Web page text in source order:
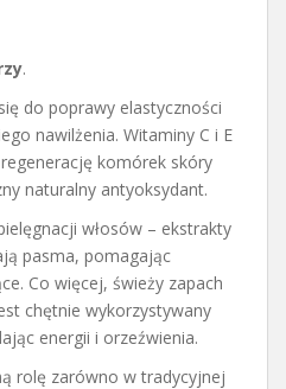
.
do poprawy elastyczności
nawilżenia. Witaminy C i E
komórek skóry
naturalny antyoksydant.
włosów – ekstrakty
pasma, pomagając
Co więcej, świeży zapach
chętnie wykorzystywany
energii i orzeźwienia.
rolę zarówno w tradycyjnej